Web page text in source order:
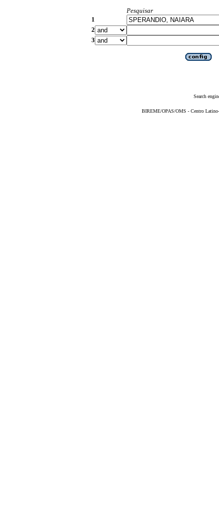
Pesquisar
1
2
3
Search
BIREME/OPAS/OMS - Centro Latino-